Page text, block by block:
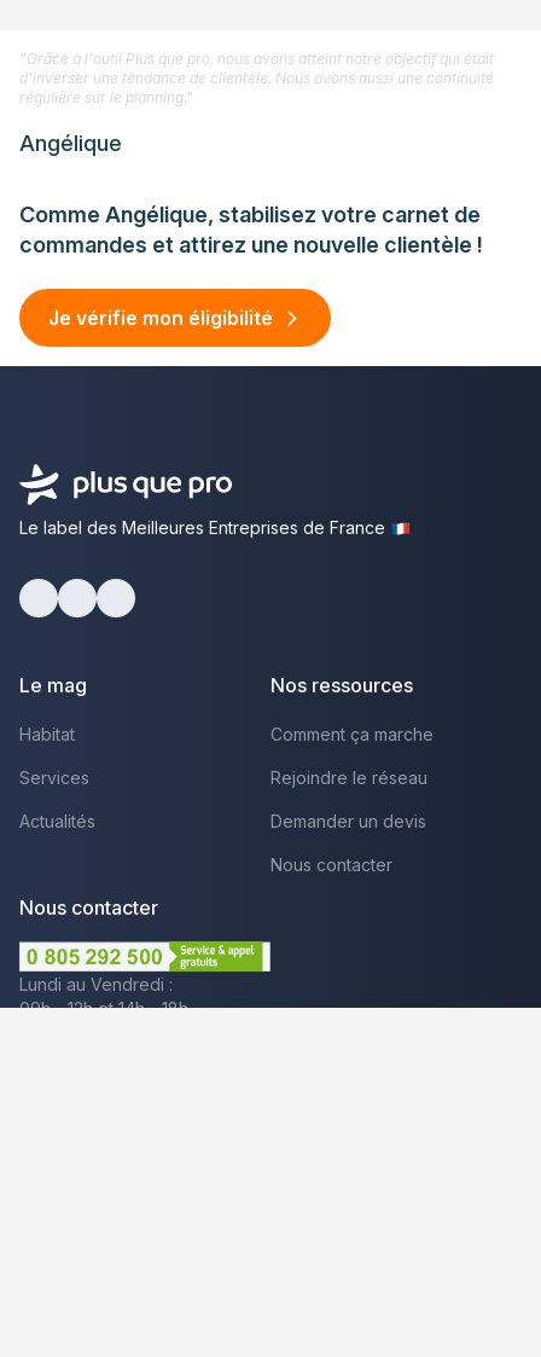
Comme Angélique, stabilisez votre carnet de
commandes et attirez une nouvelle clientèle !
Je vérifie mon éligibilité
"Grâce à l'outil Plus que pro, nous avons atteint notre objectif qui était
d'inverser une tendance de clientèle. Nous avons aussi une continuité
régulière sur le planning."
Angélique
Le label des Meilleures Entreprises de France
Le mag
Habitat
Services
Actualités
Nos ressources
Comment ça marche
Rejoindre le réseau
Demander un devis
Nous contacter
Nous contacter
Lundi au Vendredi :
09h - 12h et 14h - 18h